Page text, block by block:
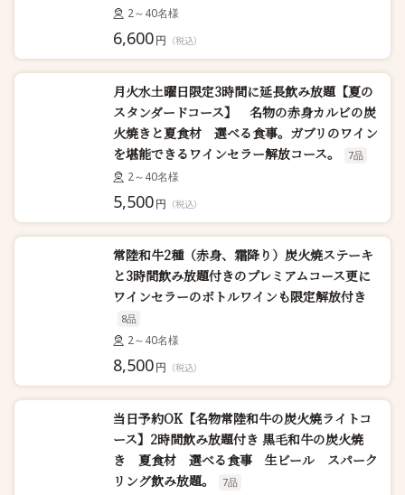
2～40名様
6,600円 （税込）
月火水土曜日限定3時間に延長飲み放題【夏の
スタンダードコース】 名物の赤身カルビの炭
火焼きと夏食材 選べる食事。ガブリのワイン
を堪能できるワインセラー解放コース。
7品
2～40名様
5,500円 （税込）
常陸和牛2種（赤身、霜降り）炭火焼ステーキ
と3時間飲み放題付きのプレミアムコース更に
ワインセラーのボトルワインも限定解放付き
8品
2～40名様
8,500円 （税込）
当日予約OK【名物常陸和牛の炭火焼ライトコ
ース】2時間飲み放題付き 黒毛和牛の炭火焼
き 夏食材 選べる食事 生ビール スパーク
リング飲み放題。
7品